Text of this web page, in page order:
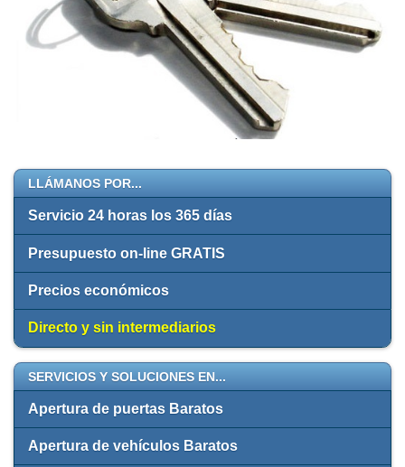
LLÁMANOS POR...
Servicio 24 horas los 365 días
Presupuesto on-line GRATIS
Precios económicos
Directo y sin intermediarios
SERVICIOS Y SOLUCIONES EN...
Apertura de puertas Baratos
Apertura de vehículos Baratos